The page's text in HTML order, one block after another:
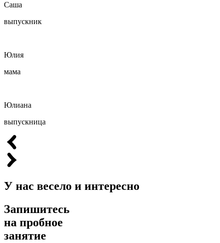
Саша
выпускник
Юлия
мама
Юлиана
выпускница
У нас весело и интересно
Запишитесь
на пробное
занятие